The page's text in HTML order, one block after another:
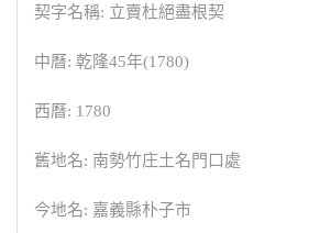
契字名稱: 立賣杜絕盡根契
中曆: 乾隆45年(1780)
西曆: 1780
舊地名: 南勢竹庄土名門口處
今地名: 嘉義縣朴子市